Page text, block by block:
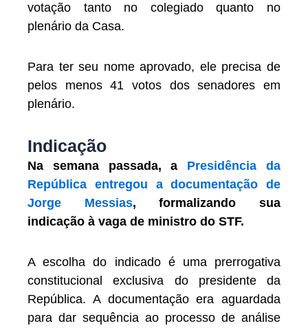
votação tanto no colegiado quanto no
plenário da Casa.
Para ter seu nome aprovado, ele precisa de
pelos menos 41 votos dos senadores em
plenário.
Indicação
Na semana passada, a Presidência da
República entregou a documentação de
Jorge Messias, formalizando sua
indicação à vaga de ministro do STF.
A escolha do indicado é uma prerrogativa
constitucional exclusiva do presidente da
República. A documentação era aguardada
para dar sequência ao processo de análise